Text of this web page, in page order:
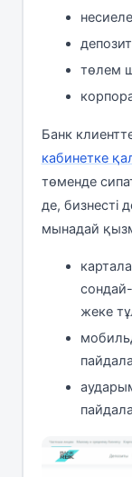
төлем
Банк
кабинетке
төменде
де, бизнесті
мынадай
жеке